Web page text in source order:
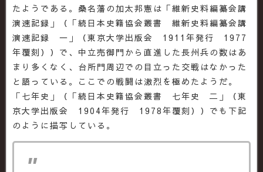
たようである。桑名藩の加太邦憲は「維新史料編纂会講
演速記録」（「続日本史籍協会叢書 維新史料編纂会講
演速記録 一」（東京大学出版会 1911年発行 1977
年覆刻））で、中立売御門から直進した長州兵の数はあ
まり多くなく、台所門周辺での目立った交戦はなかった
と語っている。ここでの戦闘は激烈を極めたようだ。
「七年史」（「続日本史籍協会叢書 七年史 二」（東
京大学出版会 1904年発行 1978年覆刻））でも下記
のように描写している。